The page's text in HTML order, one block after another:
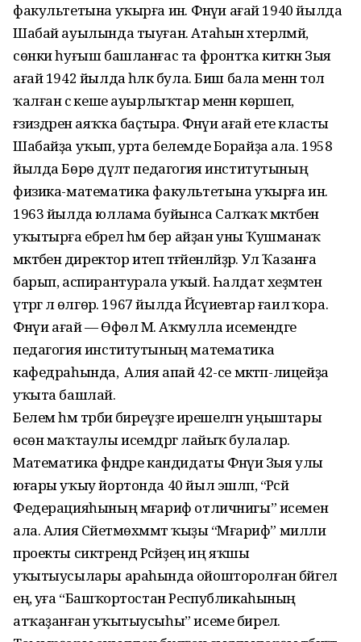
факультетына уҡырға инә. Фәнәүи ағай 1940 йылда
Шабай ауылында тыуған. Атаһын хәтерләмәй,
сөнки һуғыш башланғас та фронтҡа киткән Зыя
ағай 1942 йылда һәләк була. Биш бала менән тол
ҡалған әсә кеше ауырлыҡтар менән көрәшеп,
ғәзиздәрен аяҡҡа баҫтыра. Фәнәүи ағай ете класты
Шабайҙа уҡып, урта белемде Борайҙа ала. 1958
йылда Бөрө дәүләт педагогия институтының
физика-математика факультетына уҡырға инә.
1963 йылда юллама буйынса Салҡаҡ мәктәбенә
уҡытырға ебәрелә һәм бер айҙан уны Ҡушманаҡ
мәктәбенә директор итеп тәғәйенләйҙәр. Ул Ҡазанға
барып, аспирантурала уҡый. Һалдат хеҙмәтен
үтәргә лә өлгөрә. 1967 йылда Йәсәүиевтар ғаилә ҡора.
Фәнәүи ағай — Өфөлә М. Аҡмулла исемендәге
педагогия институтының математика
кафедраһында, ә Алия апай 42-се мәктәп-лицейҙа
уҡыта башлай.
Белем һәм тәрбиә биреүҙәге ирешелгән уңыштары
өсөн маҡтаулы исемдәргә лайыҡ булалар.
Математика фәндәре кандидаты Фәнәүи Зыя улы
юғары уҡыу йортонда 40 йыл эшләп, “Рәсәй
Федерацияһының мәғариф отличнигы” исемен
ала. Алия Сәйетмөхәммәт ҡыҙы “Мәғариф” милли
проекты сиктәрендә Рәсәйҙең иң яҡшы
уҡытыусылары араһында ойошторолған бәйгелә
еңә, уға “Башҡортостан Республикаһының
атҡаҙанған уҡытыусыһы” исеме бирелә.